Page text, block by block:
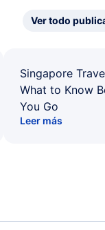
Ver todo
Singapore
What to Know
You Go
Leer más